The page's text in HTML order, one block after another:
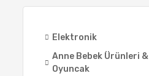
Elektronik
Anne Bebek Ürünleri &
Oyuncak